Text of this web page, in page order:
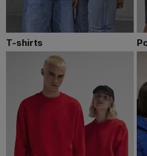
T-shirts